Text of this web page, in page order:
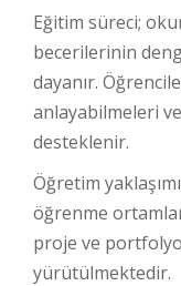
Eğitim süreci;
becerilerinin
dayanır.
anlayabilmeleri
desteklenir.
Öğretim
öğrenme
proje ve
yürütülmektedir.